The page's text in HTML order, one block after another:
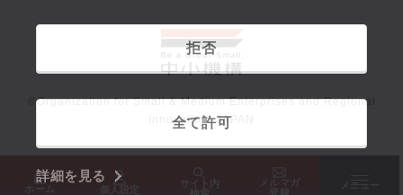
拒否
全て許可
詳細を見る
ホーム 個人設定
サイト内
メルマガ
©Organization for Small & Medium Enterprises and Regional
Innovation, JAPAN